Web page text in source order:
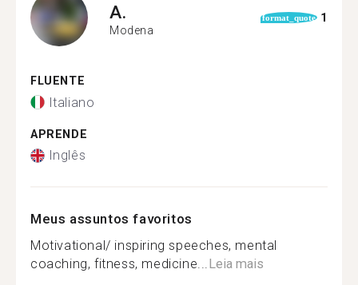
A.
Modena
format_quote 1
FLUENTE
Italiano
APRENDE
Inglês
Meus assuntos favoritos
Motivational/ inspiring speeches, mental
coaching, fitness, medicine...Leia mais